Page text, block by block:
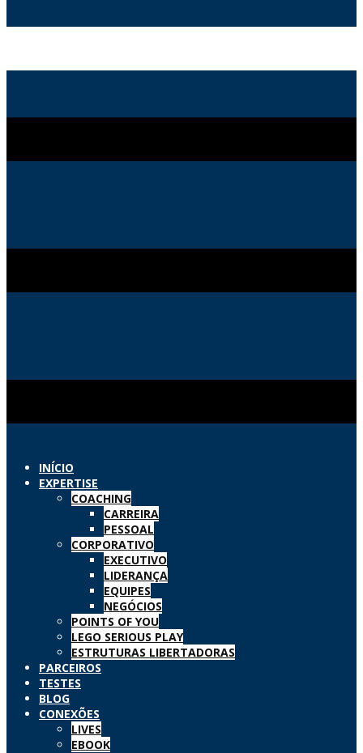
INÍCIO
EXPERTISE
COACHING
CARREIRA
PESSOAL
CORPORATIVO
EXECUTIVO
LIDERANÇA
EQUIPES
NEGÓCIOS
POINTS OF YOU
LEGO SERIOUS PLAY
ESTRUTURAS LIBERTADORAS
PARCEIROS
TESTES
BLOG
CONEXÕES
LIVES
EBOOK